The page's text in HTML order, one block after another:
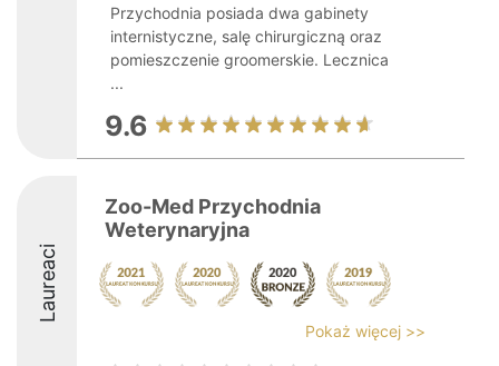
Przychodnia posiada dwa gabinety
internistyczne, salę chirurgiczną oraz
pomieszczenie groomerskie. Lecznica
...
9.6
Laureaci
Zoo-Med Przychodnia
Weterynaryjna
Pokaż więcej >>